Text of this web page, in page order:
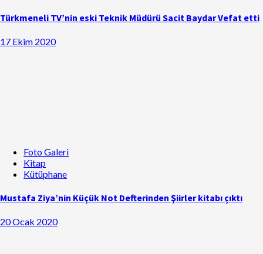
Türkmeneli TV’nin eski Teknik Müdürü Sacit Baydar Vefat etti
17 Ekim 2020
Foto Galeri
Kitap
Kütüphane
Mustafa Ziya’nin Küçük Not Defterinden Şiirler kitabı çıktı
20 Ocak 2020